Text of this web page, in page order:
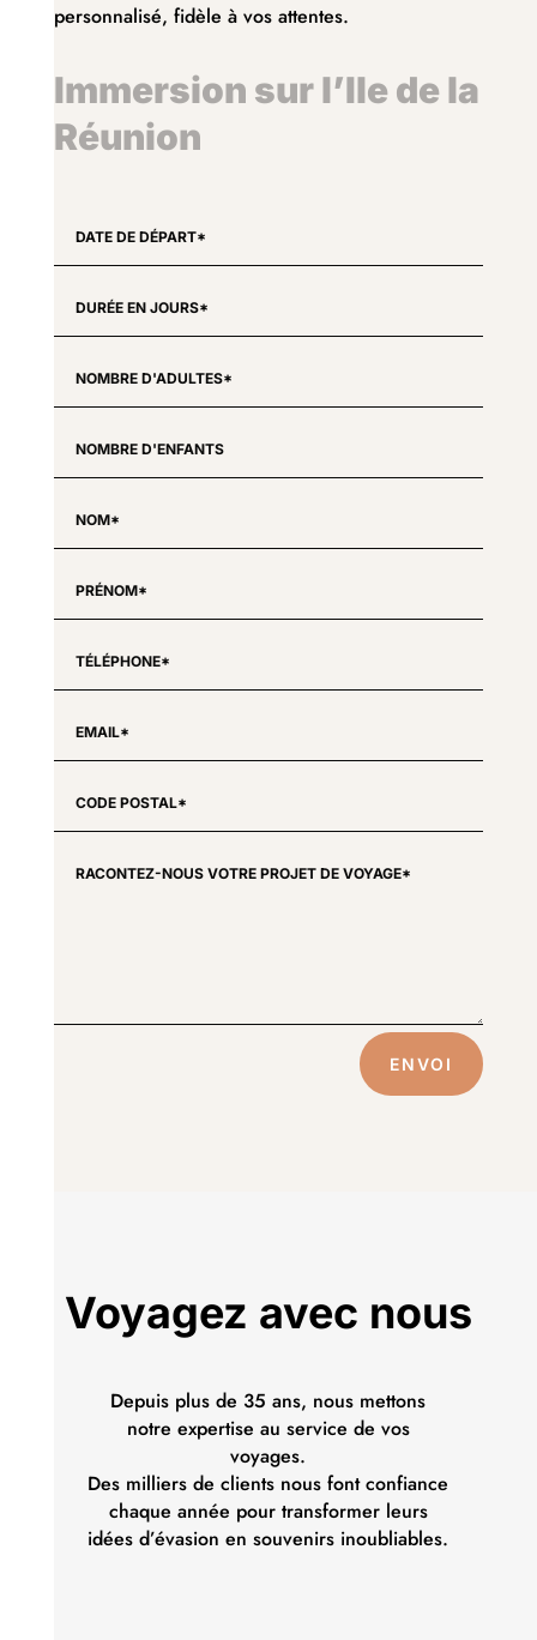
personnalisé, fidèle à vos attentes.
Immersion sur l’Ile de la
Réunion
ENVOI
Voyagez avec nous
Depuis plus de 35 ans, nous mettons
notre expertise au service de vos
voyages.
Des milliers de clients nous font confiance
chaque année pour transformer leurs
idées d’évasion en souvenirs inoubliables.